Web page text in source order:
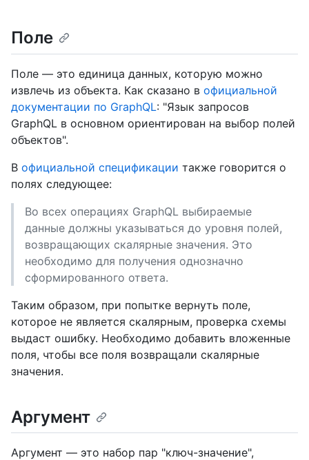
Поле
Поле — это единица данных, которую можно
извлечь из объекта. Как сказано в официальной
документации по GraphQL: "Язык запросов
GraphQL в основном ориентирован на выбор полей
объектов".
В официальной спецификации также говорится о
полях следующее:
Во всех операциях GraphQL выбираемые
данные должны указываться до уровня полей,
возвращающих скалярные значения. Это
необходимо для получения однозначно
сформированного ответа.
Таким образом, при попытке вернуть поле,
которое не является скалярным, проверка схемы
выдаст ошибку. Необходимо добавить вложенные
поля, чтобы все поля возвращали скалярные
значения.
Аргумент
Аргумент — это набор пар "ключ-значение",